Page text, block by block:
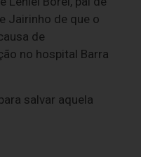
Jairinho de que o
de
no hospital Barra
salvar aquela